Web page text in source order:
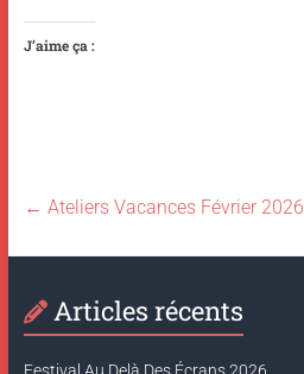
J’aime ça :
← Ateliers Vacances Février 2026
Articles récents